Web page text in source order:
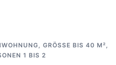
GRÖSSE BIS 40 M²
1 BIS 2